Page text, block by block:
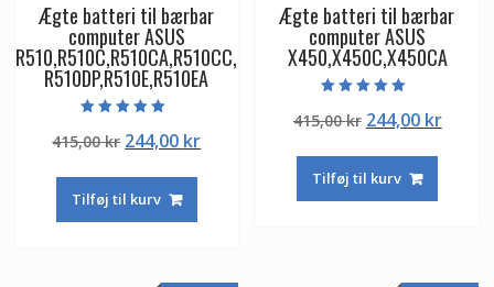
Ægte batteri til bærbar
computer ASUS
R510,R510C,R510CA,R510CC,
R510DP,R510E,R510EA
5.00
ud af 5
415,00kr Den
pris
var:
244,00 krDen
Tilføj til kurv
Ægte batteri til bærbar
computer ASUS
X450,X450C,X450CA
5.00
ud af 5
415,00kr Den
pris
var:
244,00 krDen
Tilføj til kurv